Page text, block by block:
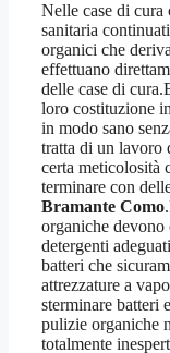
Nelle case di cura
sanitaria
organici che
effettuano
delle case di
loro costituzione
in modo sano
tratta di un lavoro
certa meticolosità
terminare con
Bramante Como
organiche devono
detergenti
batteri che
attrezzature a
sterminare batteri
pulizie organiche
totalmente